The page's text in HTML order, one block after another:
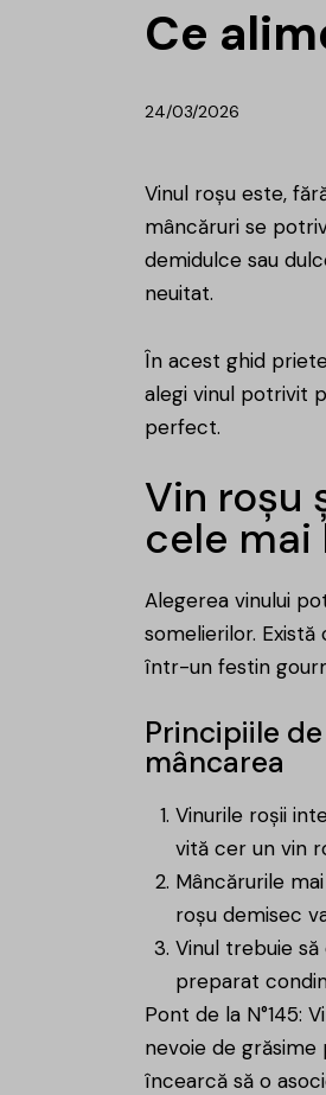
Ce
24/03/2026
Vinul roșu este,
mâncăruri se
demidulce sau
neuitat.
În acest ghid
alegi vinul potrivit
perfect.
Vin roșu
cele mai
Alegerea vinului
somelierilor.
într-un festin
Principiile
mâncarea
Vinurile roșii
vită cer un vin
Mâncărurile
roșu demisec
Vinul trebuie
preparat
Pont de la N°145:
nevoie de grăsime
încearcă să o